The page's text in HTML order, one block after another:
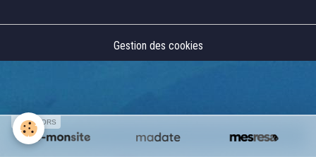
Gestion des cookies
SPONSORS